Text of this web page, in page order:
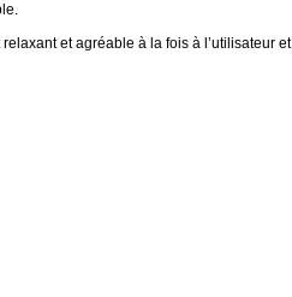
et agréable à la fois à l’utilisateur et